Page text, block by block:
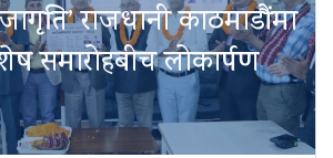
राजधानी काठमाडौंमा
समारोहबीच लोकार्पण